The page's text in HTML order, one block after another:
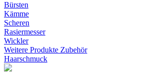
Bürsten
Kämme
Scheren
Rasiermesser
Wickler
Weitere Produkte Zubehör
Haarschmuck